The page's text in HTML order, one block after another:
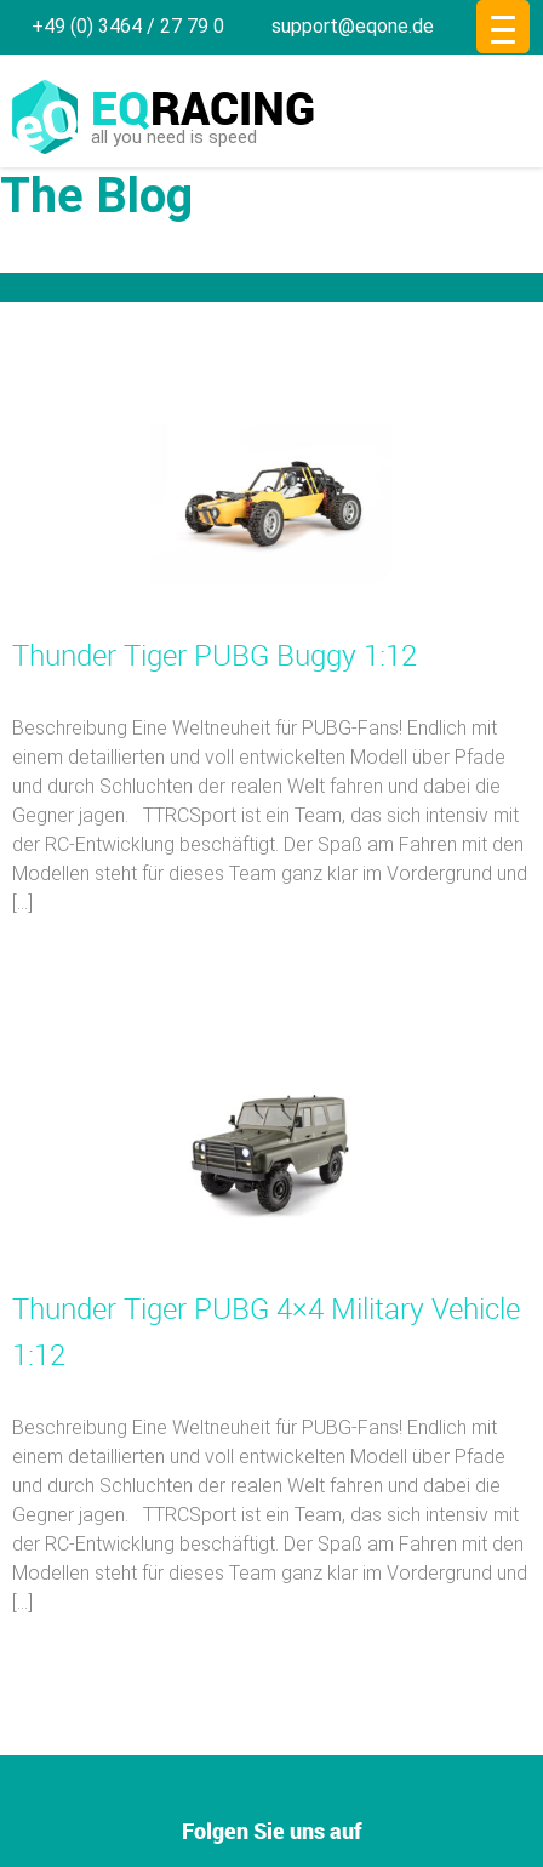
+49 (0) 3464 / 27 79 0 support@eqone.de
EQRACING
all you need is speed
The Blog
Thunder Tiger PUBG Buggy 1:12
Beschreibung Eine Weltneuheit für PUBG-Fans! Endlich mit
einem detaillierten und voll entwickelten Modell über Pfade
und durch Schluchten der realen Welt fahren und dabei die
Gegner jagen. TTRCSport ist ein Team, das sich intensiv mit
der RC-Entwicklung beschäftigt. Der Spaß am Fahren mit den
Modellen steht für dieses Team ganz klar im Vordergrund und
[…]
Thunder Tiger PUBG 4×4 Military Vehicle
1:12
Beschreibung Eine Weltneuheit für PUBG-Fans! Endlich mit
einem detaillierten und voll entwickelten Modell über Pfade
und durch Schluchten der realen Welt fahren und dabei die
Gegner jagen. TTRCSport ist ein Team, das sich intensiv mit
der RC-Entwicklung beschäftigt. Der Spaß am Fahren mit den
Modellen steht für dieses Team ganz klar im Vordergrund und
[…]
Folgen Sie uns auf